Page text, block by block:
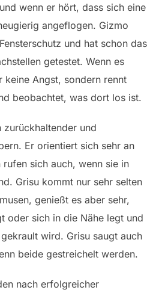
wenn er hört, dass sich eine
angeflogen. Gizmo
und hat schon das
getestet. Wenn es
keine Angst, sondern rennt
beobachtet, was dort los ist.
zurückhaltender und
Er orientiert sich sehr an
sich auch, wenn sie in
Grisu kommt nur sehr selten
genießt es aber sehr,
oder sich in die Nähe legt und
wird. Grisu saugt auch
beide gestreichelt werden.
nach erfolgreicher